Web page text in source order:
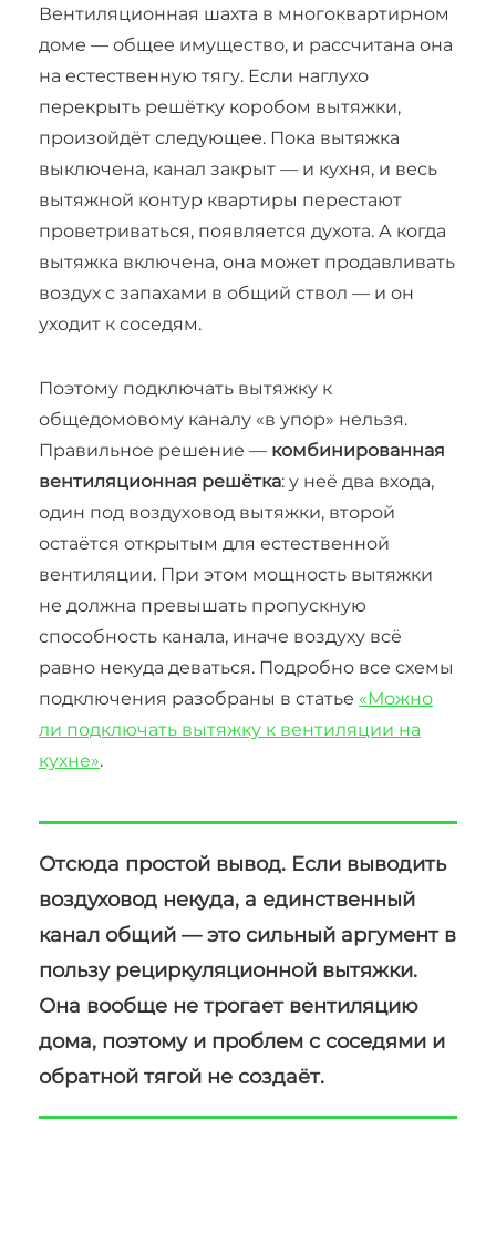
Вентиляционная шахта в многоквартирном
доме — общее имущество, и рассчитана она
на естественную тягу. Если наглухо
перекрыть решётку коробом вытяжки,
произойдёт следующее. Пока вытяжка
выключена, канал закрыт — и кухня, и весь
вытяжной контур квартиры перестают
проветриваться, появляется духота. А когда
вытяжка включена, она может продавливать
воздух с запахами в общий ствол — и он
уходит к соседям.
Поэтому подключать вытяжку к
общедомовому каналу «в упор» нельзя.
Правильное решение — комбинированная
вентиляционная решётка: у неё два входа,
один под воздуховод вытяжки, второй
остаётся открытым для естественной
вентиляции. При этом мощность вытяжки
не должна превышать пропускную
способность канала, иначе воздуху всё
равно некуда деваться. Подробно все схемы
подключения разобраны в статье «Можно
ли подключать вытяжку к вентиляции на
кухне».
Отсюда простой вывод. Если выводить
воздуховод некуда, а единственный
канал общий — это сильный аргумент в
пользу рециркуляционной вытяжки.
Она вообще не трогает вентиляцию
дома, поэтому и проблем с соседями и
обратной тягой не создаёт.